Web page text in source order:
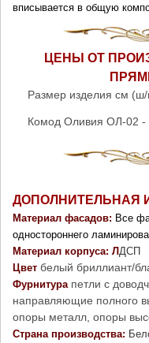
вписывается в общую
ЦЕНЫ ОТ
Размер изделия см (ш/
Комод Оливия ОЛ-02 -
ДОПОЛНИТЕЛЬНАЯ
Материал фасадов: Все
одностороннего
Материал корпуса: ЛДСП
Цвет белый бриллиант/
Фурнитура петли с
направляющие полного
опоры металл, опоры
Страна производства: